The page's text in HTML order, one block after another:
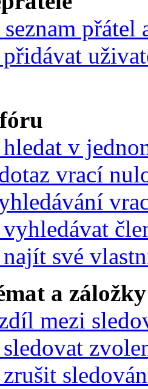
přátel
v
vrací
své
a záložky
mezi